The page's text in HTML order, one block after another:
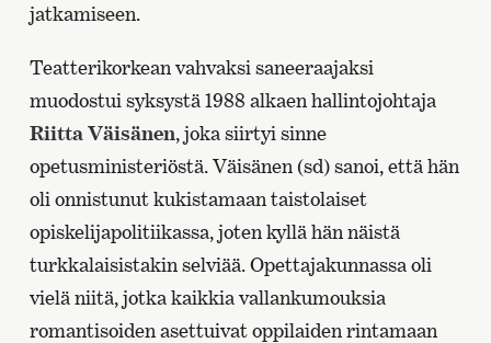
jatkamiseen.
Teatterikorkean vahvaksi saneeraajaksi
muodostui syksystä 1988 alkaen hallintojohtaja
Riitta Väisänen, joka siirtyi sinne
opetusministeriöstä. Väisänen (sd) sanoi, että hän
oli onnistunut kukistamaan taistolaiset
opiskelijapolitiikassa, joten kyllä hän näistä
turkkalaisistakin selviää. Opettajakunnassa oli
vielä niitä, jotka kaikkia vallankumouksia
romantisoiden asettuivat oppilaiden rintamaan